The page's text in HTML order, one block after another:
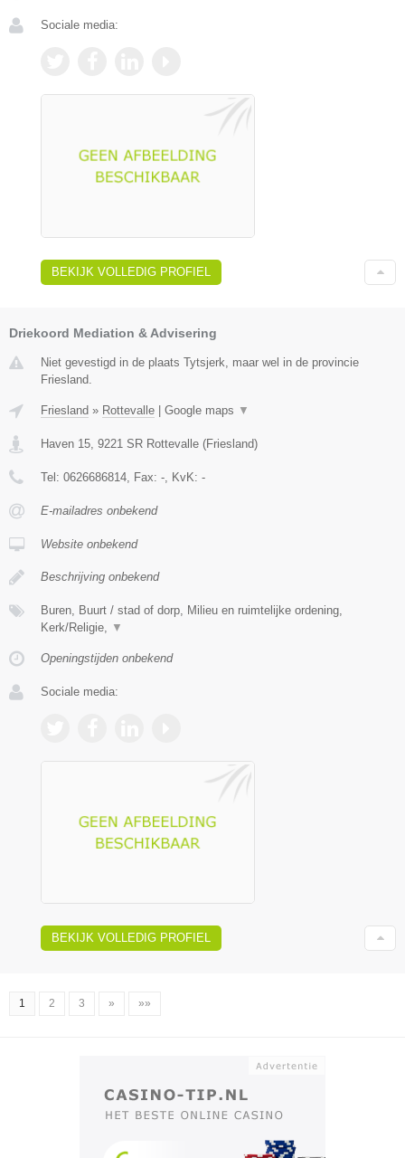
Sociale media:
BEKIJK VOLLEDIG PROFIEL
Driekoord Mediation & Advisering
Niet gevestigd in de plaats Tytsjerk, maar wel in de provincie
Friesland.
Friesland » Rottevalle Google maps ▼
Haven 15 9221 SR Rottevalle (Friesland)
Tel: 0626686814 , Fax: - , KvK: -
E-mailadres onbekend
Website onbekend
Beschrijving onbekend
Buren, Buurt / stad of dorp, Milieu en ruimtelijke ordening,
Kerk/Religie,
▼
Openingstijden onbekend
Sociale media:
BEKIJK VOLLEDIG PROFIEL
1 2 3 » »»